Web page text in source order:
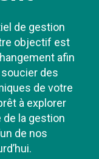
de gestion
objectif est
afin
soucier des
de votre
à explorer
la gestion
de nos